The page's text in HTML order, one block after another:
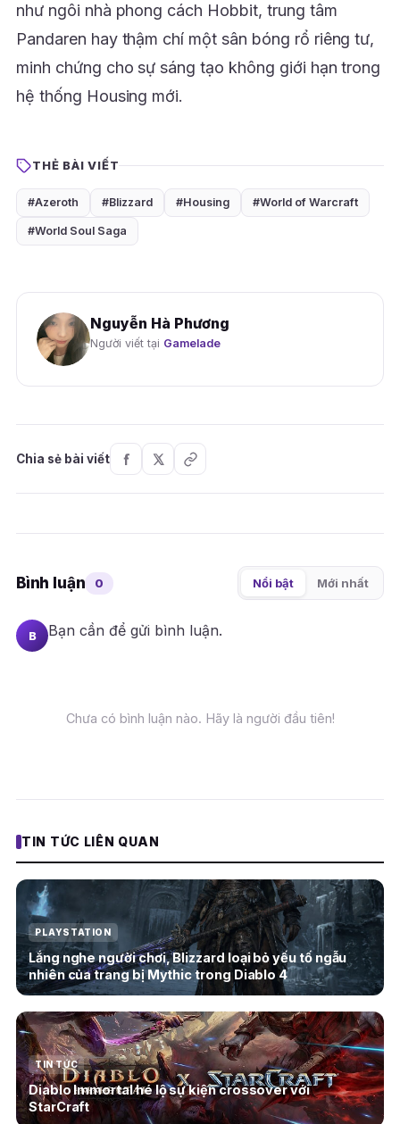
như ngôi nhà phong cách Hobbit, trung tâm
Pandaren hay thậm chí một sân bóng rổ riêng tư,
minh chứng cho sự sáng tạo không giới hạn trong
hệ thống Housing mới.
THẺ BÀI VIẾT
#Azeroth #Blizzard #Housing #World of Warcraft
#World Soul Saga
Nguyễn Hà Phương
Người viết tại Gamelade
Chia sẻ bài viết
Bình luận 0 Nổi bật Mới nhất
B Bạn cần để gửi bình luận.
Chưa có bình luận nào. Hãy là người đầu tiên!
TIN TỨC LIÊN QUAN
PLAYSTATION
Lắng nghe người chơi, Blizzard loại bỏ yếu tố ngẫu
nhiên của trang bị Mythic trong Diablo 4
TIN TỨC
Diablo Immortal hé lộ sự kiện crossover với
StarCraft